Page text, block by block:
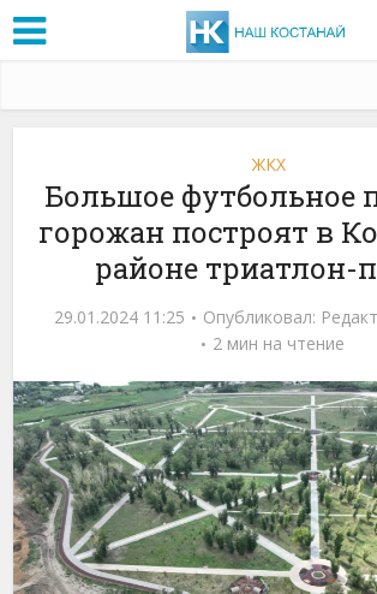
ЖКХ
Большое футбольное
горожан построят в
районе триатлон-
29.01.2024 11:25 Опубликовал:
2 мин на чтение